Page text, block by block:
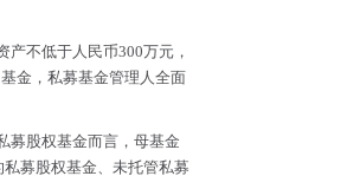
不低于人民币300万元，
金，私募基金管理人全面
募股权基金而言，母基金
募股权基金、未托管私募